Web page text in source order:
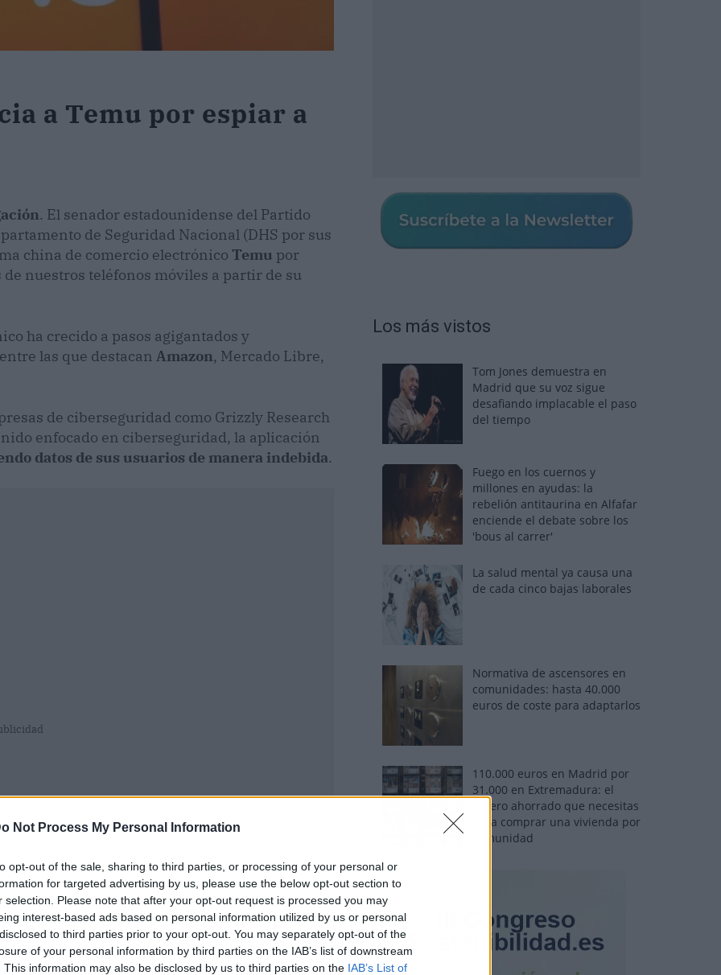
Not Process My Personal Information
opt-out of the sale, sharing to third parties, or processing of your personal or
for targeted advertising by us, please use the below opt-out section to
selection. Please note that after your opt-out request is processed you may
interest-based ads based on personal information utilized by us or personal
to third parties prior to your opt-out. You may separately opt-out of the
of your personal information by third parties on the IAB’s list of downstream
This information may also be disclosed by us to third parties on the IAB’s List of
a Temu por espiar a
. El senador estadounidense del Partido
de Seguridad Nacional (DHS por sus
china de comercio electrónico Temu por
nuestros teléfonos móviles a partir de su
ha crecido a pasos agigantados y
las que destacan Amazon, Mercado Libre,
de ciberseguridad como Grizzly Research
enfocado en ciberseguridad, la aplicación
datos de sus usuarios de manera indebida.
Los más vistos
Tom Jones demuestra en
Madrid que su voz sigue
desafiando implacable el paso
del tiempo
Fuego en los cuernos y
millones en ayudas: la
rebelión antitaurina en Alfafar
enciende el debate sobre los
'bous al carrer'
La salud mental ya causa una
de cada cinco bajas laborales
Normativa de ascensores en
comunidades: hasta 40.000
euros de coste para adaptarlos
110.000 euros en Madrid por
31.000 en Extremadura: el
dinero ahorrado que necesitas
para comprar una vivienda por
comunidad